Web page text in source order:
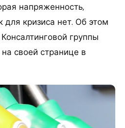
напряженность,
для кризиса нет. Об этом
группы
своей странице в